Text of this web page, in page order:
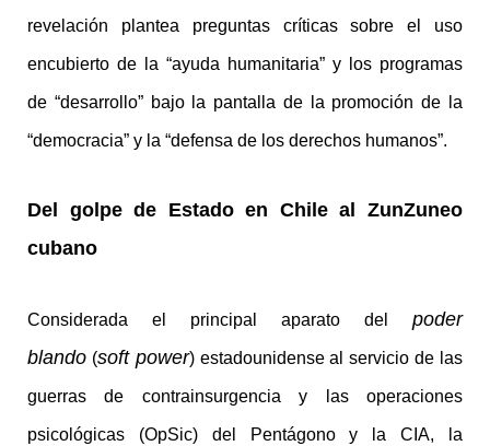
revelación plantea preguntas críticas sobre el uso
encubierto de la “ayuda humanitaria” y los programas
de “desarrollo” bajo la pantalla de la promoción de la
“democracia” y la “defensa de los derechos humanos”.
Del golpe de Estado en Chile al ZunZuneo
cubano
Considerada el principal aparato del poder
blando (soft power) estadounidense al servicio de las
guerras de contrainsurgencia y las operaciones
psicológicas (OpSic) del Pentágono y la CIA, la